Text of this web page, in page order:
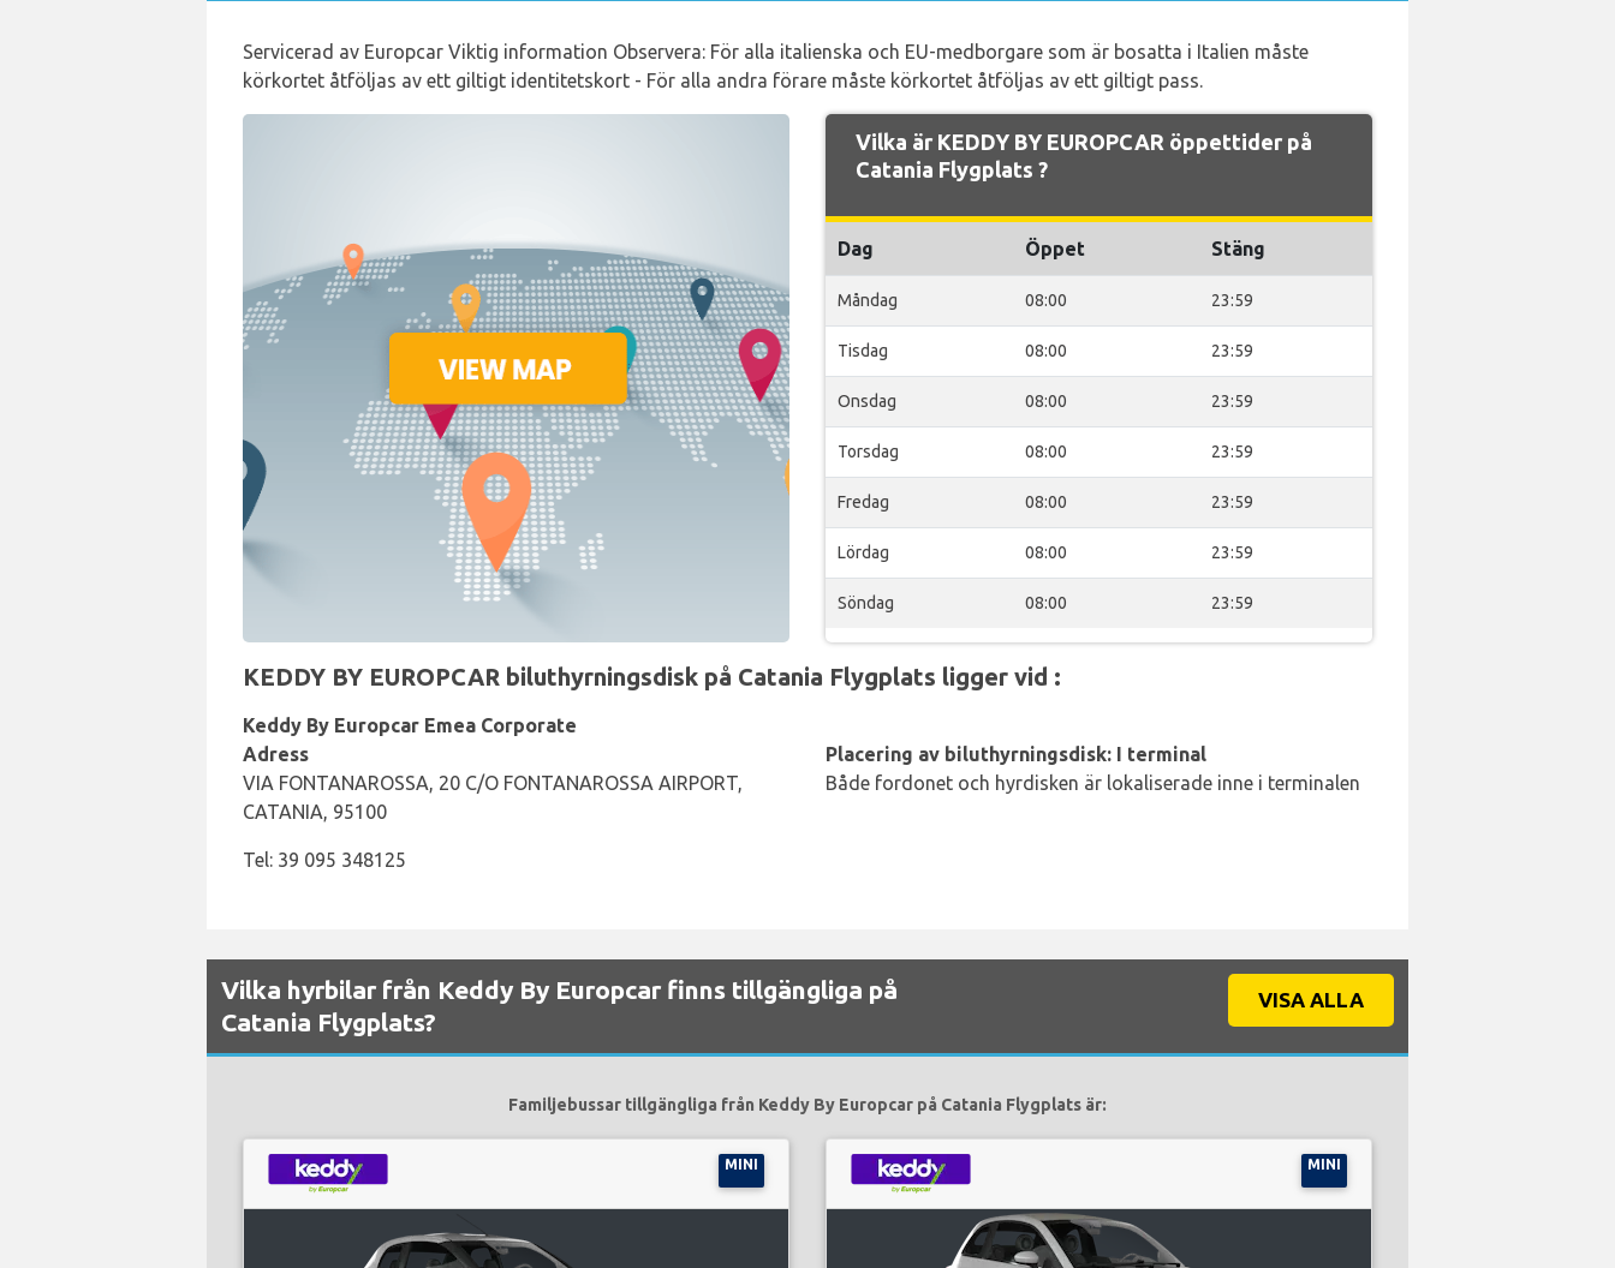
Servicerad av Europcar Viktig information Observera: För alla italienska och EU-medborgare som är bosatta i Italien måste
körkortet åtföljas av ett giltigt identitetskort - För alla andra förare måste körkortet åtföljas av ett giltigt pass.
Vilka är KEDDY BY EUROPCAR öppettider på
Catania Flygplats ?
Dag Öppet Stäng
Måndag 08:00 23:59
Tisdag 08:00 23:59
Onsdag 08:00 23:59
Torsdag 08:00 23:59
Fredag 08:00 23:59
Lördag 08:00 23:59
Söndag 08:00 23:59
KEDDY BY EUROPCAR biluthyrningsdisk på Catania Flygplats ligger vid :
Keddy By Europcar Emea Corporate
Adress
VIA FONTANAROSSA, 20 C/O FONTANAROSSA AIRPORT,
CATANIA, 95100
Tel: 39 095 348125
Placering av biluthyrningsdisk: I terminal
Både fordonet och hyrdisken är lokaliserade inne i terminalen
Vilka hyrbilar från Keddy By Europcar finns tillgängliga på
Catania Flygplats?
VISA ALLA
Familjebussar tillgängliga från Keddy By Europcar på Catania Flygplats är:
MINI MINI